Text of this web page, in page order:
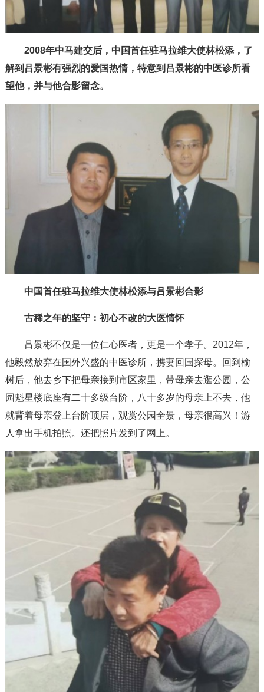
2008年中马建交后，中国首任驻马拉维大使林松添，了
解到吕景彬有强烈的爱国热情，特意到吕景彬的中医诊所看
望他，并与他合影留念。
中国首任驻马拉维大使林松添与吕景彬合影
古稀之年的坚守：初心不改的大医情怀
吕景彬不仅是一位仁心医者，更是一个孝子。2012年，
他毅然放弃在国外兴盛的中医诊所，携妻回国探母。回到榆
树后，他去乡下把母亲接到市区家里，带母亲去逛公园，公
园魁星楼底座有二十多级台阶，八十多岁的母亲上不去，他
就背着母亲登上台阶顶层，观赏公园全景，母亲很高兴！游
人拿出手机拍照。还把照片发到了网上。